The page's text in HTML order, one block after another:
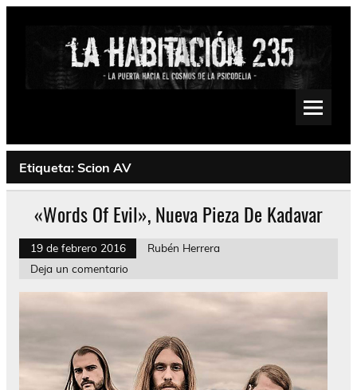
Saltar
Psychedelic, Stoner, Doom, Sludge, Fuzz, Space, Drone
Etiqueta: Scion AV
«Words Of Evil», Nueva Pieza De Kadavar
19 de febrero 2016
Rubén Herrera
Deja un comentario